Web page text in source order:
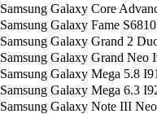
Samsung Galaxy Core
Samsung Galaxy Fame S6810
Samsung Galaxy Grand 2
Samsung Galaxy Grand Neo
Samsung Galaxy Mega 5.8
Samsung Galaxy Mega 6.3
Samsung Galaxy Note III